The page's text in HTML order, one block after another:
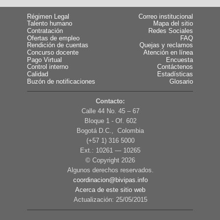
Régimen Legal
Talento humano
Contratación
Ofertas de empleo
Rendición de cuentas
Concurso docente
Pago Virtual
Control interno
Calidad
Buzón de notificaciones
Correo institucional
Mapa del sitio
Redes Sociales
FAQ
Quejas y reclamos
Atención en línea
Encuesta
Contáctenos
Estadísticas
Glosario
Contacto:
Calle 44 No. 45 – 67
Bloque 1 - Of. 602
Bogotá D.C., Colombia
(+57 1) 316 5000
Ext.: 10261 — 10265
© Copyright 2026
Algunos derechos reservados.
coordinacion@bivipas.info
Acerca de este sitio web
Actualización: 25/05/2015